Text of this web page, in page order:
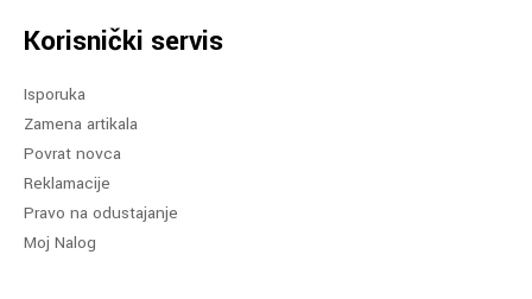
Korisnički servis
Isporuka
Zamena artikala
Povrat novca
Reklamacije
Pravo na odustajanje
Moj Nalog